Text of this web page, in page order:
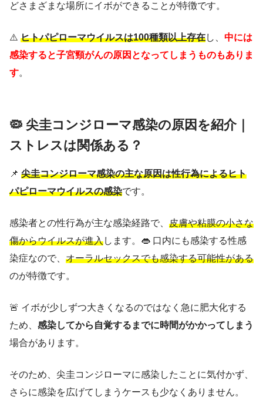
どさまざまな場所にイボができることが特徴です。
⚠️ ヒトパピローマウイルスは100種類以上存在し、 中には
感染すると子宮頸がんの原因となってしまうものもありま
す。
🦠 尖圭コンジローマ感染の原因を紹介｜
ストレスは関係ある？
📌 尖圭コンジローマ感染の主な原因は性行為によるヒト
パピローマウイルスの感染です。
感染者との性行為が主な感染経路で、 皮膚や粘膜の小さな
傷からウイルスが進入します。👄 口内にも感染する性感
染症なので、 オーラルセックスでも感染する可能性がある
のが特徴です。
🚨 イボが少しずつ大きくなるのではなく急に肥大化する
ため、 感染してから自覚するまでに時間がかかってしまう
場合があります。
そのため、尖圭コンジローマに感染したことに気付かず、
さらに感染を広げてしまうケースも少なくありません。